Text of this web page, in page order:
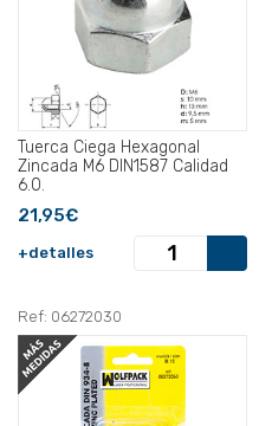
Tuerca Ciega Hexagonal
Zincada M6 DIN1587 Calidad
6.0.
21,95€
+detalles
Ref: 06272030